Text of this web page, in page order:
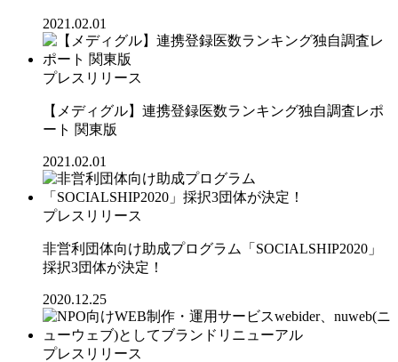
2021.02.01
プレスリリース
【メディグル】連携登録医数ランキング独⾃調査レポ
ート 関東版
2021.02.01
プレスリリース
非営利団体向け助成プログラム「SOCIALSHIP2020」
採択3団体が決定！
2020.12.25
プレスリリース